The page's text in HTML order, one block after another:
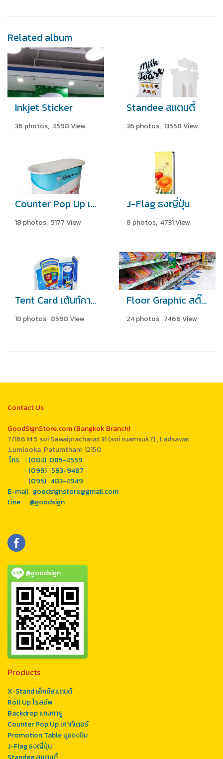
Related album
Inkjet Sticker
36 photos, 4598 View
Standee สแตนดี้
36 photos, 13558 View
Counter Pop Up เคาท์เตอร์
18 photos, 5177 View
J-Flag ธงญี่ปุ่น
8 photos, 4731 View
Tent Card เต้นท์การ์ด
18 photos, 8598 View
Floor Graphic สติ๊กเกอร์ติดพื้น
24 photos, 7466 View
Contact Us
GoodSignStore.com (Bangkok Branch)
7/166 M 5 soi Sawaipracharat 31 (soi ruamsuk7) , Ladsawai
,Lumlooka ,Patumthani 12150
โทร (084) 085-4559
(099) 593-9487
(095) 483-4949
E-mail goodsignstore@gmail.com
Line @goodsign
@goodsign
Products
X-Stand เอ็กซ์สแตนด์
Roll Up โรลอัพ
Backdrop แกงการู
Counter Pop Up เคาท์เตอร์
Promotion Table บูธชงชิม
J-Flag ธงญี่ปุ่น